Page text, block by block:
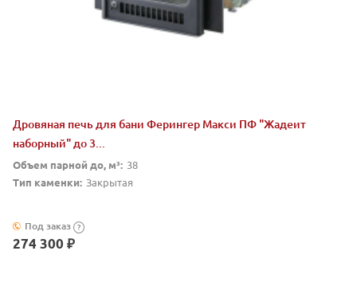
Дровяная печь для бани Ферингер Макси ПФ "Жадеит
наборный" до 3...
Объем парной до, м³: 38
Тип каменки: Закрытая
Под заказ ?
274 300 ₽